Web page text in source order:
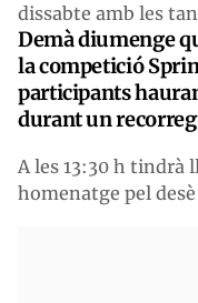
dissabte amb les
Demà diumenge
la competició
participants
durant un
A les 13:30 h tindrà
homenatge pel